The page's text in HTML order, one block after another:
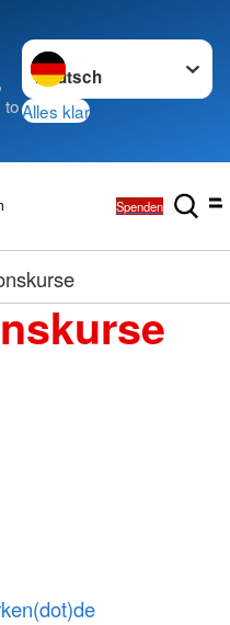
to
Sprache wechseln zu
Alles klar
Spenden